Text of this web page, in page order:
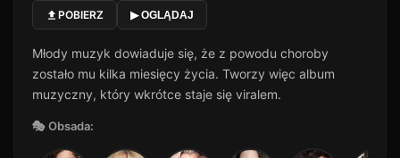
POBIERZ ▶ OGLĄDAJ
Młody muzyk dowiaduje się, że z powodu choroby
zostało mu kilka miesięcy życia. Tworzy więc album
muzyczny, który wkrótce staje się viralem.
🎭 Obsada: